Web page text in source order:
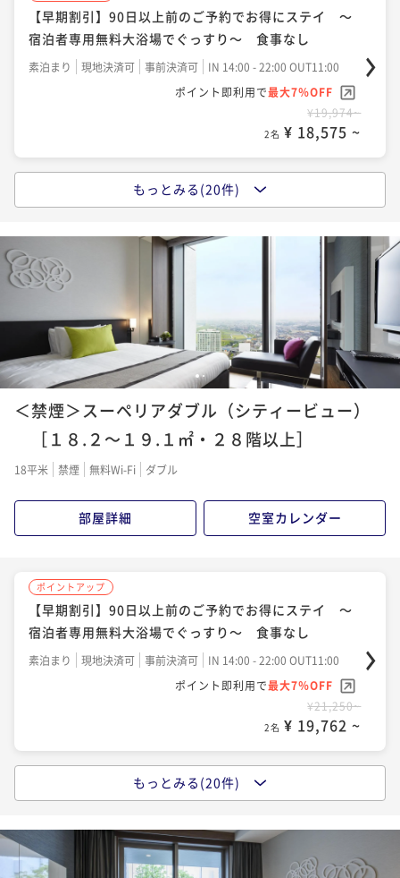
【早期割引】90日以上前のご予約でお得にステイ ～
宿泊者専用無料大浴場でぐっすり～ 食事なし
素泊まり 現地決済可 事前決済可
IN 14:00 - 22:00 OUT11:00
ポイント即利用で最大7％OFF
¥19,974~
2名 ¥ 18,575 ~
【早期割引】60日以上前のご予約でお得にステイ ～
宿泊者専用無料大浴場でぐっすり～ 食事なし
素泊まり
IN 14:00 - 24:00 OUT11:00
最大7％OFF
¥21,150~
2名 ¥ 19,669 ~
ポイントアップ
【早期割引】30日以上前のご予約でお得にステイ ～
宿泊者専用無料大浴場でぐっすり～ 食事なし
素泊まり 現地決済可
¥21,620~
2名 ¥ 20,106 ~
ポイントアップ
シンプルホテルステイ ～宿泊者専用無料大浴場でぐ
っすり～ 食事なし
素泊まり 現地決済可 事前決済可
IN 14:00 - 24:00 OUT11:00
ポイント即利用で最大7％OFF
¥23,500~
2名 ¥ 21,855 ~
【記念日におすすめ】赤ワインハーフボトル付きプラ
ン 食事なし
素泊まり 現地決済可 事前決済可
IN 14:00 - 18:00 OUT11:00
もっとみる(20件)
12
＜禁煙＞スーペリアダブル（シティービュー）
［１８.２～１９.１㎡・２８階以上］
18平米 禁煙 無料Wi-Fi ダブル
部屋詳細 空室カレンダー
ポイントアップ
【早期割引】90日以上前のご予約でお得にステイ ～
宿泊者専用無料大浴場でぐっすり～ 食事なし
素泊まり 現地決済可 事前決済可
IN 14:00 - 22:00 OUT11:00
ポイント即利用で最大7％OFF
¥21,250~
2名 ¥ 19,762 ~
【早期割引】60日以上前のご予約でお得にステイ ～
宿泊者専用無料大浴場でぐっすり～ 食事なし
素泊まり 現地決済可 事前決済可
IN 14:00 - 24:00 OUT11:00
もっとみる(20件)